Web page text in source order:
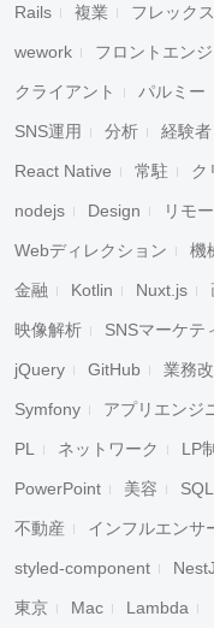
Rails 複業 フレックス
wework フロントエン
クライアント パルミー
SNS運用 分析 経験者
React Native 常駐 ク
nodejs Design リモ
Webディレクション 機
金融 Kotlin Nuxt.js
映像解析 SNSマーケテ
jQuery GitHub 業務
Symfony アプリエンジ
PL ネットワーク LP
PowerPoint 美容 SQL
不動産 インフルエンサ
styled-component
東京 Mac Lambda